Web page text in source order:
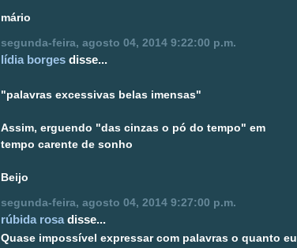
mário
segunda-feira, agosto 04, 2014 9:22:00 p.m.
lídia borges disse...
"palavras excessivas belas imensas"
Assim, erguendo "das cinzas o pó do tempo" em
tempo carente de sonho
Beijo
segunda-feira, agosto 04, 2014 9:27:00 p.m.
rúbida rosa disse...
Quase impossível expressar com palavras o quanto eu